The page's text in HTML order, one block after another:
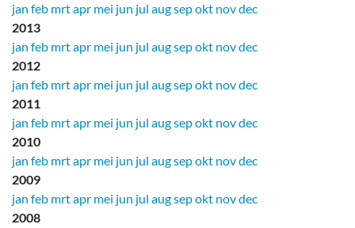
jan feb mrtapr mei jun jul augsepokt novdec
2013
jan feb mrtapr mei jun jul augsepokt novdec
2012
jan feb mrtapr mei jun jul augsepokt novdec
2011
jan feb mrtapr mei jun jul augsepokt novdec
2010
jan feb mrtapr mei jun jul augsepokt novdec
2009
jan feb mrtapr mei jun jul augsepokt novdec
2008